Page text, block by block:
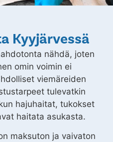
Kyyjärvessä
nähdä, joten
omin voimin ei
viemäreiden
tulevatkin
hajuhaitat, tukokset
haitata asukasta.
maksuton ja vaivaton